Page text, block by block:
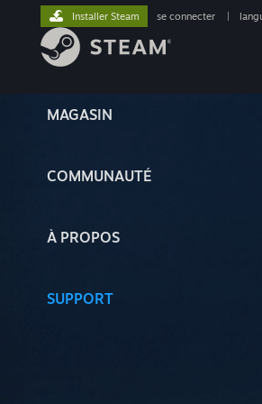
MAGASIN
COMMUNAUTÉ
À PROPOS
SUPPORT
Installer Steam se connecter